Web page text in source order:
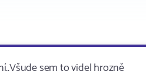
sem to videl hrozně